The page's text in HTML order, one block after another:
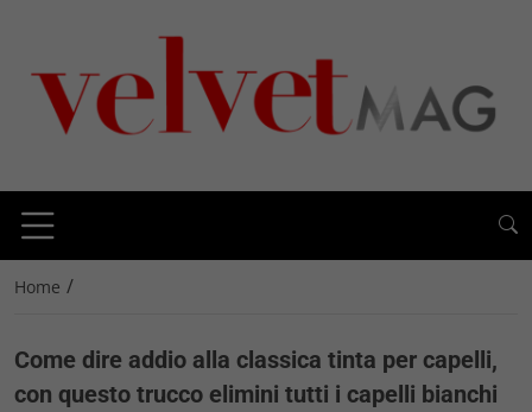
Home /
Come dire addio alla classica tinta per capelli,
con questo trucco elimini tutti i capelli bianchi